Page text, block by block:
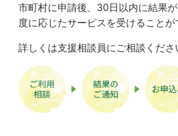
市町村に申請後、30日以内に結果
度に応じたサービスを受けることが
詳しくは支援相談員にご相談くださ